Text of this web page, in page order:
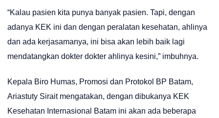
“Kalau pasien kita punya banyak pasien. Tapi, dengan
adanya KEK ini dan dengan peralatan kesehatan, ahlinya
dan ada kerjasamanya, ini bisa akan lebih baik lagi
mendatangkan dokter dokter ahlinya kesini,” imbuhnya.
Kepala Biro Humas, Promosi dan Protokol BP Batam,
Ariastuty Sirait mengatakan, dengan dibukanya KEK
Kesehatan Internasional Batam ini akan ada beberapa